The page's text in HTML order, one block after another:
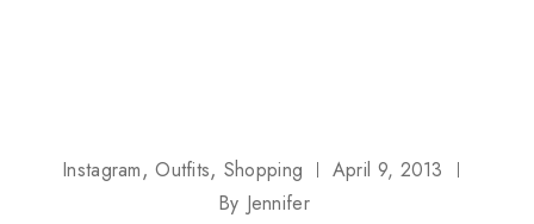
Instagram Outfits Shopping
April 9, 2013
By Jennifer